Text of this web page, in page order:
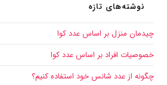
نوشته‌های تازه
چیدمان منزل بر اساس عدد کوا
خصوصیات افراد بر اساس عدد کوا
چگونه از عدد شانس خود استفاده کنیم؟